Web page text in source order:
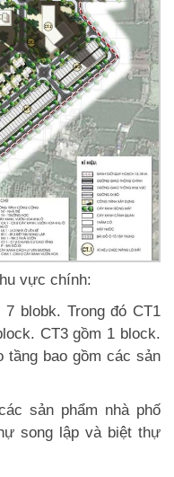
vực chính:
blobk. Trong đó CT1
CT3 gồm 1 block.
tầng bao gồm các sản
sản phẩm nhà phố
song lập và biệt thự